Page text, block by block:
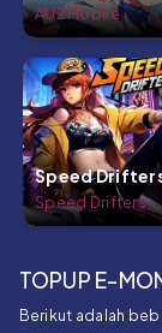
AU2 Mobile
Speed
Speed Drifters
TOPUP E-
Berikut adalah